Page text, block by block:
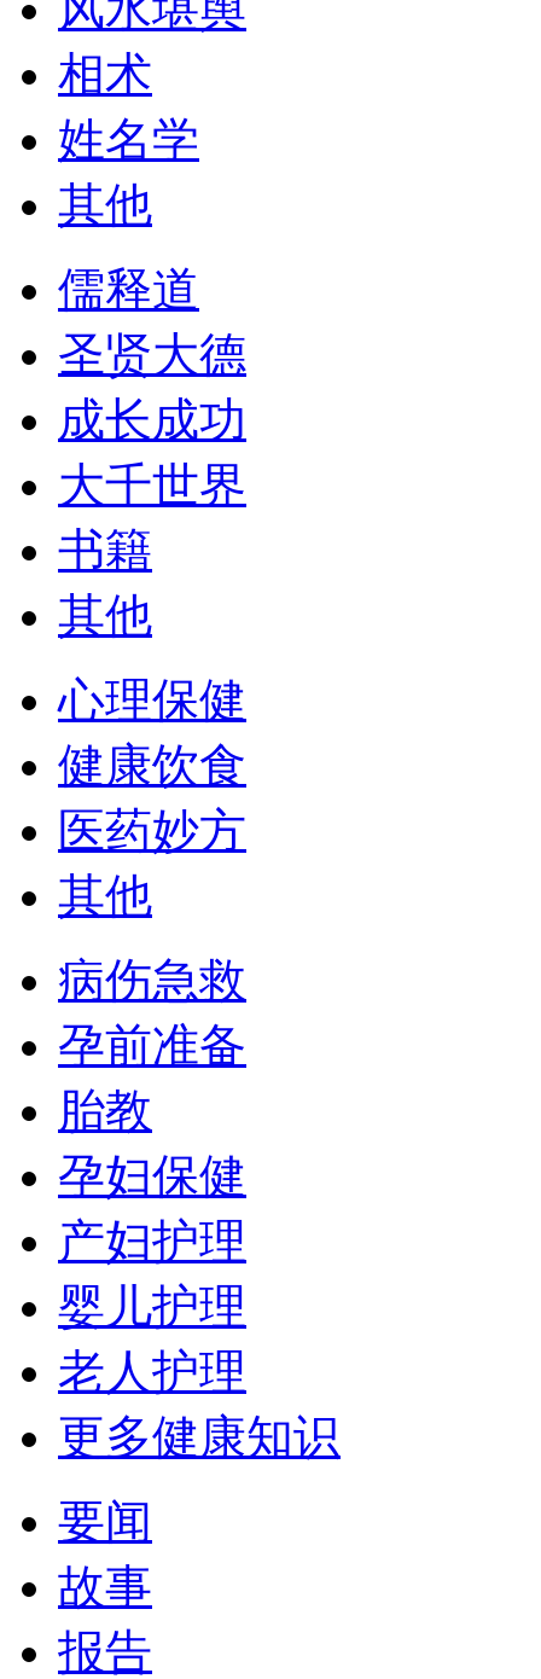
相术
姓名学
其他
儒释道
圣贤大德
成长成功
大千世界
书籍
其他
心理保健
健康饮食
医药妙方
其他
病伤急救
孕前准备
胎教
孕妇保健
产妇护理
婴儿护理
老人护理
更多健康知识
要闻
故事
报告